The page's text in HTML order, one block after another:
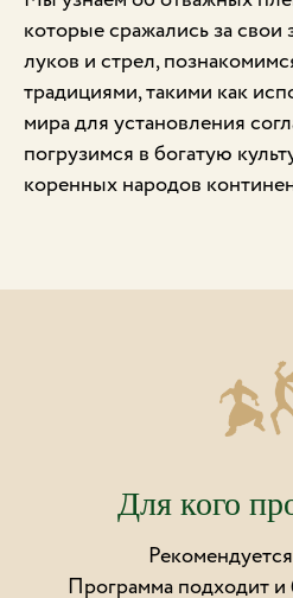
которые сражались за
луков и стрел,
традициями, такими как
мира для установления
погрузимся в богатую
коренных народов
Для кого
Программа подходит и